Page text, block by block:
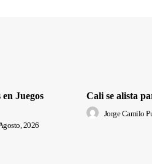
Juegos
2026
Cali se alista
Jorge Camilo